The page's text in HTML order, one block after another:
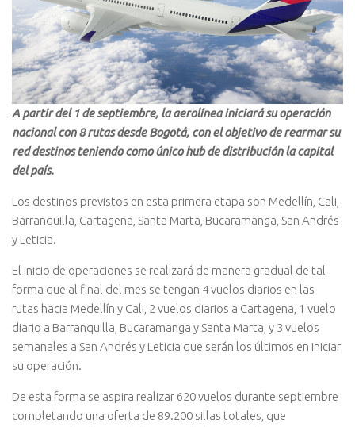
A partir del 1 de septiembre, la aerolínea iniciará su operación
nacional con 8 rutas desde Bogotá, con el objetivo de rearmar su
red destinos teniendo como único hub de distribución la capital
del país.
Los destinos previstos en esta primera etapa son Medellín, Cali,
Barranquilla, Cartagena, Santa Marta, Bucaramanga, San Andrés
y Leticia.
El inicio de operaciones se realizará de manera gradual de tal
forma que al final del mes se tengan 4 vuelos diarios en las
rutas hacia Medellín y Cali, 2 vuelos diarios a Cartagena, 1 vuelo
diario a Barranquilla, Bucaramanga y Santa Marta, y 3 vuelos
semanales a San Andrés y Leticia que serán los últimos en iniciar
su operación.
De esta forma se aspira realizar 620 vuelos durante septiembre
completando una oferta de 89.200 sillas totales, que